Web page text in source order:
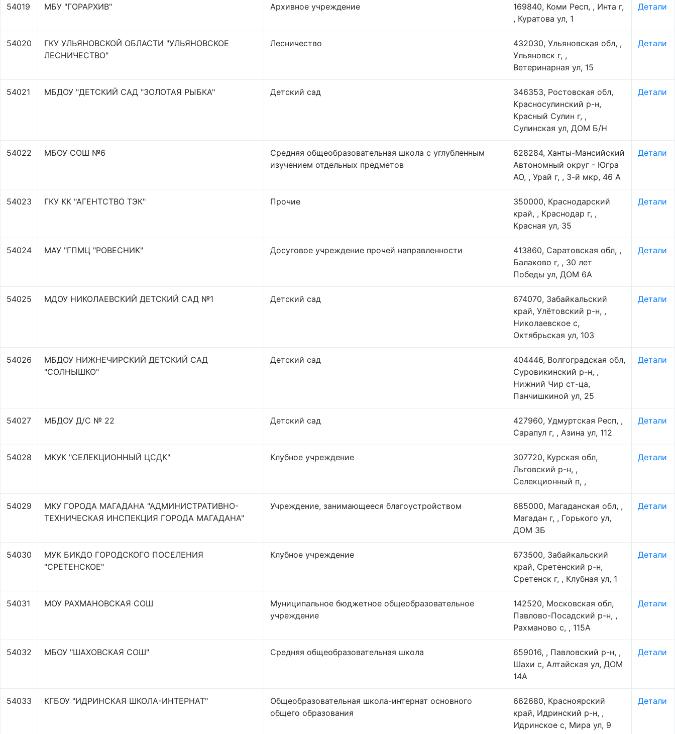
54019 МБУ "ГОРАРХИВ" Архивное учреждение
169840, Коми Респ, , Инта г,
, Куратова ул, 1
Детали
54020
ГКУ УЛЬЯНОВСКОЙ ОБЛАСТИ "УЛЬЯНОВСКОЕ
ЛЕСНИЧЕСТВО"
Лесничество
432030, Ульяновская обл, ,
Ульяновск г, ,
Ветеринарная ул, 15
Детали
54021 МБДОУ "ДЕТСКИЙ САД "ЗОЛОТАЯ РЫБКА" Детский сад
346353, Ростовская обл,
Красносулинский р-н,
Красный Сулин г, ,
Сулинская ул, ДОМ Б/Н
Детали
54022 МБОУ СОШ №6
Средняя общеобразовательная школа с углубленным
изучением отдельных предметов
628284, Ханты-Мансийский
Автономный округ - Югра
АО, , Урай г, , 3-й мкр, 46 А
Детали
54023 ГКУ КК "АГЕНТСТВО ТЭК" Прочие
350000, Краснодарский
край, , Краснодар г, ,
Красная ул, 35
Детали
54024 МАУ "ГПМЦ "РОВЕСНИК" Досуговое учреждение прочей направленности
413860, Саратовская обл, ,
Балаково г, , 30 лет
Победы ул, ДОМ 6А
Детали
54025 МДОУ НИКОЛАЕВСКИЙ ДЕТСКИЙ САД №1 Детский сад
674070, Забайкальский
край, Улётовский р-н, ,
Николаевское с,
Октябрьская ул, 103
Детали
54026
МБДОУ НИЖНЕЧИРСКИЙ ДЕТСКИЙ САД
"СОЛНЫШКО"
Детский сад
404446, Волгоградская обл,
Суровикинский р-н, ,
Нижний Чир ст-ца,
Панчишкиной ул, 25
Детали
54027 МБДОУ Д/С № 22 Детский сад
427960, Удмуртская Респ, ,
Сарапул г, , Азина ул, 112
Детали
54028 МКУК "СЕЛЕКЦИОННЫЙ ЦСДК" Клубное учреждение
307720, Курская обл,
Льговский р-н, ,
Селекционный п, ,
Детали
54029
МКУ ГОРОДА МАГАДАНА "АДМИНИСТРАТИВНО-
ТЕХНИЧЕСКАЯ ИНСПЕКЦИЯ ГОРОДА МАГАДАНА"
Учреждение, занимающееся благоустройством
685000, Магаданская обл, ,
Магадан г, , Горького ул,
ДОМ 3Б
Детали
54030
МУК БИКДО ГОРОДСКОГО ПОСЕЛЕНИЯ
"СРЕТЕНСКОЕ"
Клубное учреждение
673500, Забайкальский
край, Сретенский р-н,
Сретенск г, , Клубная ул, 1
Детали
54031 МОУ РАХМАНОВСКАЯ СОШ
Муниципальное бюджетное общеобразовательное
учреждение
142520, Московская обл,
Павлово-Посадский р-н, ,
Рахманово с, , 115А
Детали
54032 МБОУ "ШАХОВСКАЯ СОШ" Средняя общеобразовательная школа
659016, , Павловский р-н, ,
Шахи с, Алтайская ул, ДОМ
14А
Детали
54033 КГБОУ "ИДРИНСКАЯ ШКОЛА-ИНТЕРНАТ"
Общеобразовательная школа-интернат основного
общего образования
662680, Красноярский
край, Идринский р-н, ,
Идринское с, Мира ул, 9
Детали